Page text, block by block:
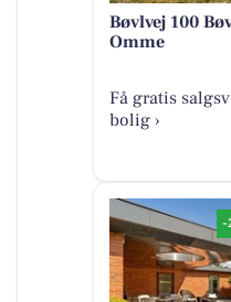
Bøvlvej 100
Omme
Få gratis
bolig ›
-